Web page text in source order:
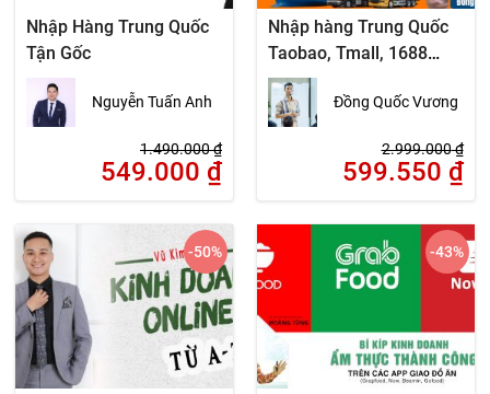
Nhập Hàng Trung Quốc
Tận Gốc
Nguyễn Tuấn Anh
1.490.000₫
549.000 ₫
Nhập hàng Trung Quốc
Taobao, Tmall, 1688
Không cần biết Tiếng
Trung
Đồng Quốc Vương
2.999.000₫
599.550 ₫
-50% -43%